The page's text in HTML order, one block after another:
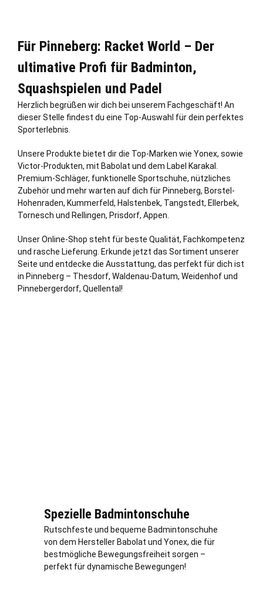
Für Pinneberg: Racket World – Der
ultimative Profi für Badminton,
Squashspielen und Padel
Herzlich begrüßen wir dich bei unserem Fachgeschäft! An
dieserStelle findest du eine Top-Auswahl für dein perfektes
Sporterlebnis.
Unsere Produkte bietet dir die Top-Marken wie Yonex, sowie
Victor-Produkten, mit Babolat und dem Label Karakal.
Premium-Schläger, funktionelle Sportschuhe, nützliches
Zubehör und mehr warten auf dich für Pinneberg, Borstel-
Hohenraden, Kummerfeld, Halstenbek, Tangstedt, Ellerbek,
Tornesch und Rellingen, Prisdorf, Appen.
Unser Online-Shop steht für beste Qualität, Fachkompetenz
und rasche Lieferung. Erkunde jetzt das Sortiment unserer
Seite und entdecke die Ausstattung, das perfekt für dich ist
in Pinneberg – Thesdorf, Waldenau-Datum, Weidenhof und
Pinnebergerdorf, Quellental!
Spezielle Badmintonschuhe
Rutschfeste und bequeme Badmintonschuhe
von dem Hersteller Babolat und Yonex, die für
bestmögliche Bewegungsfreiheit sorgen –
perfekt für dynamische Bewegungen!